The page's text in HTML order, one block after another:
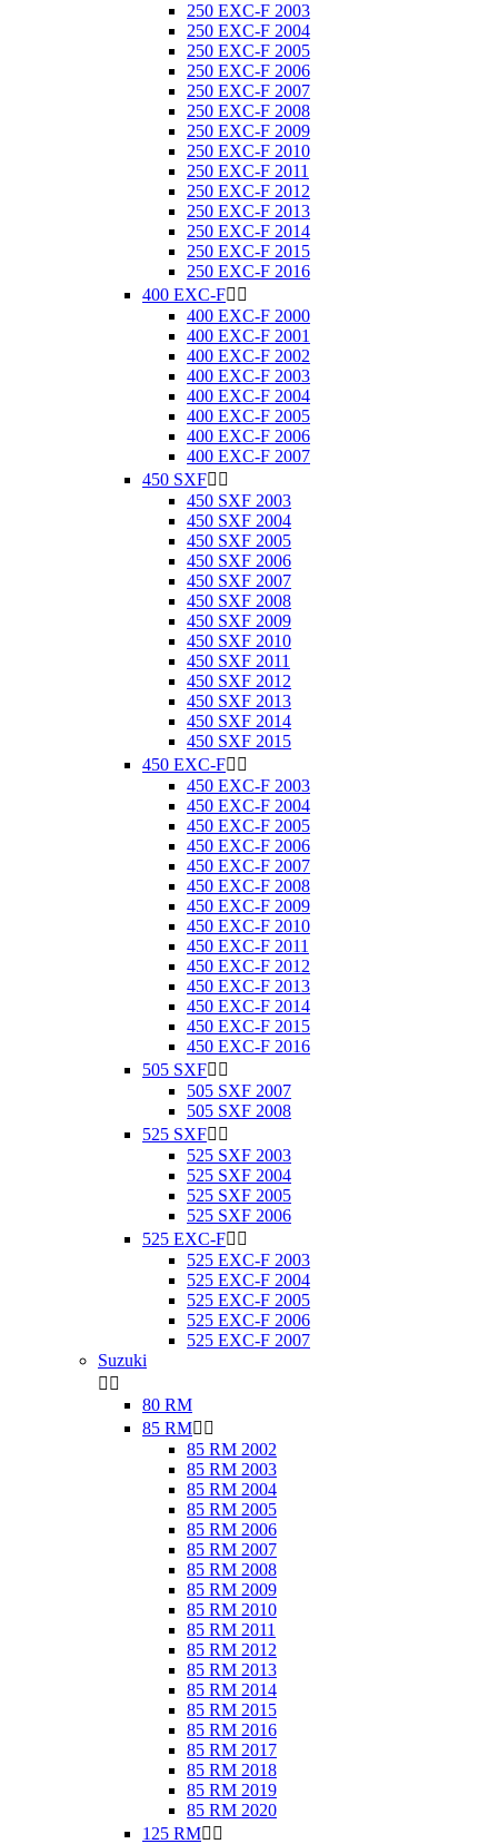
250 EXC-F 2003
250 EXC-F 2004
250 EXC-F 2005
250 EXC-F 2006
250 EXC-F 2007
250 EXC-F 2008
250 EXC-F 2009
250 EXC-F 2010
250 EXC-F 2011
250 EXC-F 2012
250 EXC-F 2013
250 EXC-F 2014
250 EXC-F 2015
250 EXC-F 2016
400 EXC-F 
400 EXC-F 2000
400 EXC-F 2001
400 EXC-F 2002
400 EXC-F 2003
400 EXC-F 2004
400 EXC-F 2005
400 EXC-F 2006
400 EXC-F 2007
450 SXF 
450 SXF 2003
450 SXF 2004
450 SXF 2005
450 SXF 2006
450 SXF 2007
450 SXF 2008
450 SXF 2009
450 SXF 2010
450 SXF 2011
450 SXF 2012
450 SXF 2013
450 SXF 2014
450 SXF 2015
450 EXC-F 
450 EXC-F 2003
450 EXC-F 2004
450 EXC-F 2005
450 EXC-F 2006
450 EXC-F 2007
450 EXC-F 2008
450 EXC-F 2009
450 EXC-F 2010
450 EXC-F 2011
450 EXC-F 2012
450 EXC-F 2013
450 EXC-F 2014
450 EXC-F 2015
450 EXC-F 2016
505 SXF 
505 SXF 2007
505 SXF 2008
525 SXF 
525 SXF 2003
525 SXF 2004
525 SXF 2005
525 SXF 2006
525 EXC-F 
525 EXC-F 2003
525 EXC-F 2004
525 EXC-F 2005
525 EXC-F 2006
525 EXC-F 2007
Suzuki
 
80 RM
85 RM 
85 RM 2002
85 RM 2003
85 RM 2004
85 RM 2005
85 RM 2006
85 RM 2007
85 RM 2008
85 RM 2009
85 RM 2010
85 RM 2011
85 RM 2012
85 RM 2013
85 RM 2014
85 RM 2015
85 RM 2016
85 RM 2017
85 RM 2018
85 RM 2019
85 RM 2020
125 RM 